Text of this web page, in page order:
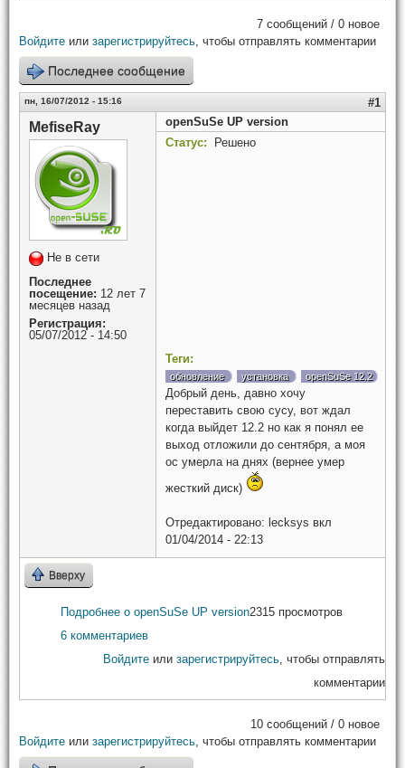
7 сообщений / 0 новое
Войдите или зарегистрируйтесь , чтобы отправлять комментарии
Последнее сообщение
пн, 16/07/2012 - 15:16 #1
MefiseRay
Не в сети
Последнее
посещение: 12 лет 7
месяцев назад
Регистрация:
05/07/2012 - 14:50
openSuSe UP version
Статус:
Решено
Теги:
обновление установка openSuSe 12.2
Добрый день, давно хочу
переставить свою сусу, вот ждал
когда выйдет 12.2 но как я понял ее
выход отложили до сентября, а моя
ос умерла на днях (вернее умер
жесткий диск)
Отредактировано: lecksys вкл
01/04/2014 - 22:13
Вверху
Подробнее о openSuSe UP version2315 просмотров
6 комментариев
Войдите или зарегистрируйтесь, чтобы отправлять
комментарии
10 сообщений / 0 новое
Войдите или зарегистрируйтесь, чтобы отправлять комментарии